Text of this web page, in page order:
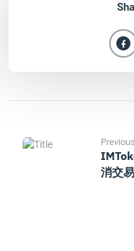
消交